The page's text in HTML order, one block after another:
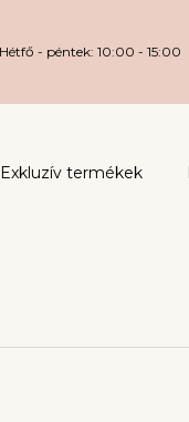
Hétfő - péntek: 10:00 - 15:00
Exkluzív termékek